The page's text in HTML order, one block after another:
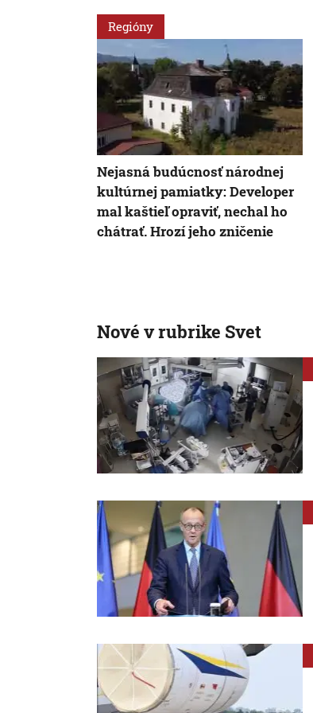
Regióny
Nejasná budúcnosť národnej
kultúrnej pamiatky: Developer
mal kaštieľ opraviť, nechal ho
chátrať. Hrozí jeho zničenie
Nové v rubrike Svet